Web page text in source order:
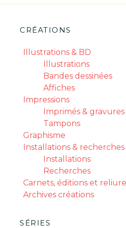
CRÉATIONS
Illustrations & BD
Illustrations
Bandes dessinées
Affiches
Impressions
Imprimés & gravures
Tampons
Graphisme
Installations & recherches
Installations
Recherches
Carnets, éditions et
Archives créations
SÉRIES